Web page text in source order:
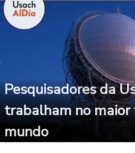
Pesquisadores da
trabalham no maior
mundo